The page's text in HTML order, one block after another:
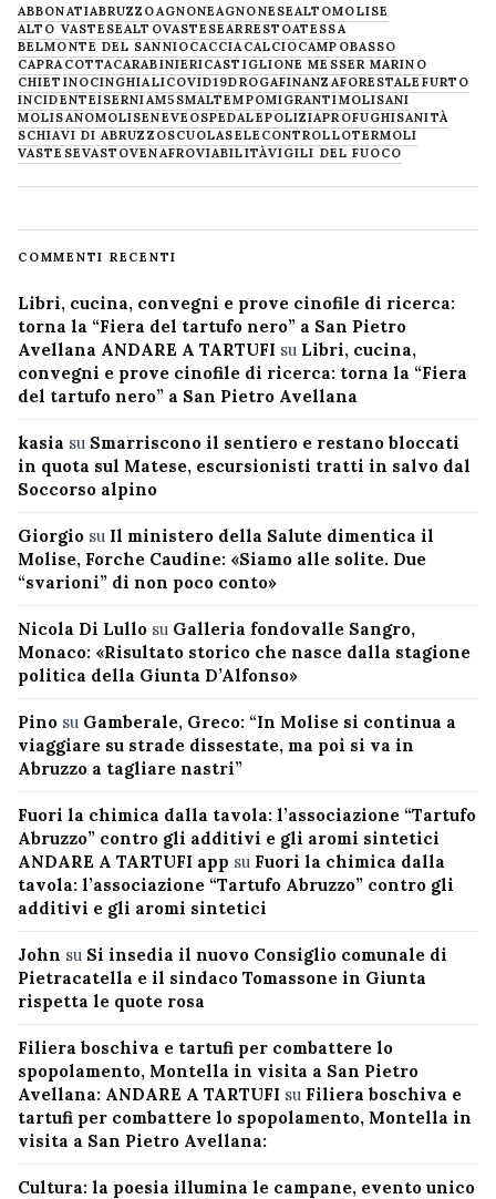
ABBONATIABRUZZOAGNONEAGNONESEALTOMOLISE
ALTO VASTESEALTOVASTESEARRESTOATESSA
BELMONTE DEL SANNIOCACCIACALCIOCAMPOBASSO
CAPRACOTTACARABINIERICASTIGLIONE MESSER MARINO
CHIETINOCINGHIALICOVID19DROGAFINANZAFORESTALE FURTO
INCIDENTEISERNIAM5SMALTEMPOMIGRANTIMOLISANI
MOLISANOMOLISENEVE OSPEDALEPOLIZIAPROFUGHISANITÀ
SCHIAVI DI ABRUZZOSCUOLASELECONTROLLOTERMOLI
VASTESEVASTOVENAFROVIABILITÀVIGILI DEL FUOCO
COMMENTI RECENTI
Libri, cucina, convegni e prove cinofile di ricerca:
torna la “Fiera del tartufo nero” a San Pietro
Avellana ANDARE A TARTUFI su Libri, cucina,
convegni e prove cinofile di ricerca: torna la “Fiera
del tartufo nero” a San Pietro Avellana
kasia su Smarriscono il sentiero e restano bloccati
in quota sul Matese, escursionisti tratti in salvo dal
Soccorso alpino
Giorgio su Il ministero della Salute dimentica il
Molise, Forche Caudine: «Siamo alle solite. Due
“svarioni” di non poco conto»
Nicola Di Lullo su Galleria fondovalle Sangro,
Monaco: «Risultato storico che nasce dalla stagione
politica della Giunta D’Alfonso»
Pino su Gamberale, Greco: “In Molise si continua a
viaggiare su strade dissestate, ma poi si va in
Abruzzo a tagliare nastri”
Fuori la chimica dalla tavola: l’associazione “Tartufo
Abruzzo” contro gli additivi e gli aromi sintetici
ANDARE A TARTUFI app su Fuori la chimica dalla
tavola: l’associazione “Tartufo Abruzzo” contro gli
additivi e gli aromi sintetici
John su Si insedia il nuovo Consiglio comunale di
Pietracatella e il sindaco Tomassone in Giunta
rispetta le quote rosa
Filiera boschiva e tartufi per combattere lo
spopolamento, Montella in visita a San Pietro
Avellana: ANDARE A TARTUFI su Filiera boschiva e
tartufi per combattere lo spopolamento, Montella in
visita a San Pietro Avellana:
Cultura: la poesia illumina le campane, evento unico